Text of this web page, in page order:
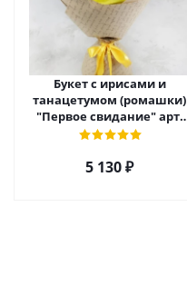
Букет с ирисами и
танацетумом (ромашки)
"Первое свидание" арт.
36295
5 130₽